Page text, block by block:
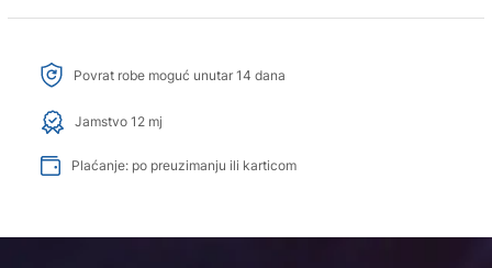
Povrat robe moguć unutar 14 dana
Jamstvo 12 mj
Plaćanje: po preuzimanju ili karticom